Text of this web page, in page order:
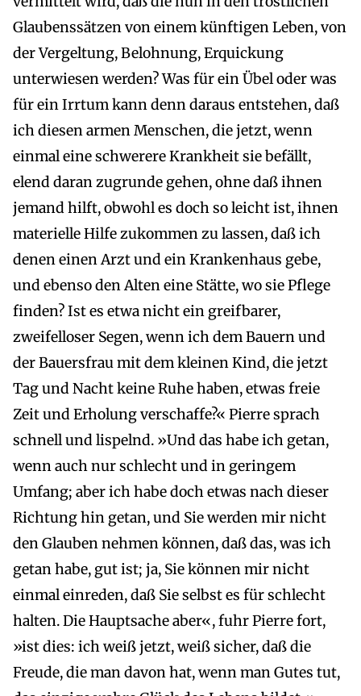
Glaubenssätzen von einem künftigen Leben, von
der Vergeltung, Belohnung, Erquickung
unterwiesen werden? Was für ein Übel oder was
für ein Irrtum kann denn daraus entstehen, daß
ich diesen armen Menschen, die jetzt, wenn
einmal eine schwerere Krankheit sie befällt,
elend daran zugrunde gehen, ohne daß ihnen
jemand hilft, obwohl es doch so leicht ist, ihnen
materielle Hilfe zukommen zu lassen, daß ich
denen einen Arzt und ein Krankenhaus gebe,
und ebenso den Alten eine Stätte, wo sie Pflege
finden? Ist es etwa nicht ein greifbarer,
zweifelloser Segen, wenn ich dem Bauern und
der Bauersfrau mit dem kleinen Kind, die jetzt
Tag und Nacht keine Ruhe haben, etwas freie
Zeit und Erholung verschaffe?« Pierre sprach
schnell und lispelnd. »Und das habe ich getan,
wenn auch nur schlecht und in geringem
Umfang; aber ich habe doch etwas nach dieser
Richtung hin getan, und Sie werden mir nicht
den Glauben nehmen können, daß das, was ich
getan habe, gut ist; ja, Sie können mir nicht
einmal einreden, daß Sie selbst es für schlecht
halten. Die Hauptsache aber«, fuhr Pierre fort,
»ist dies: ich weiß jetzt, weiß sicher, daß die
Freude, die man davon hat, wenn man Gutes tut,